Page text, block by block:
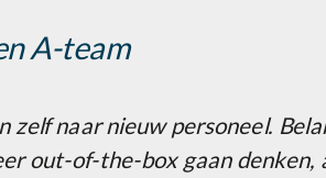
A-team
zelf naar nieuw personeel.
out-of-the-box gaan denken,